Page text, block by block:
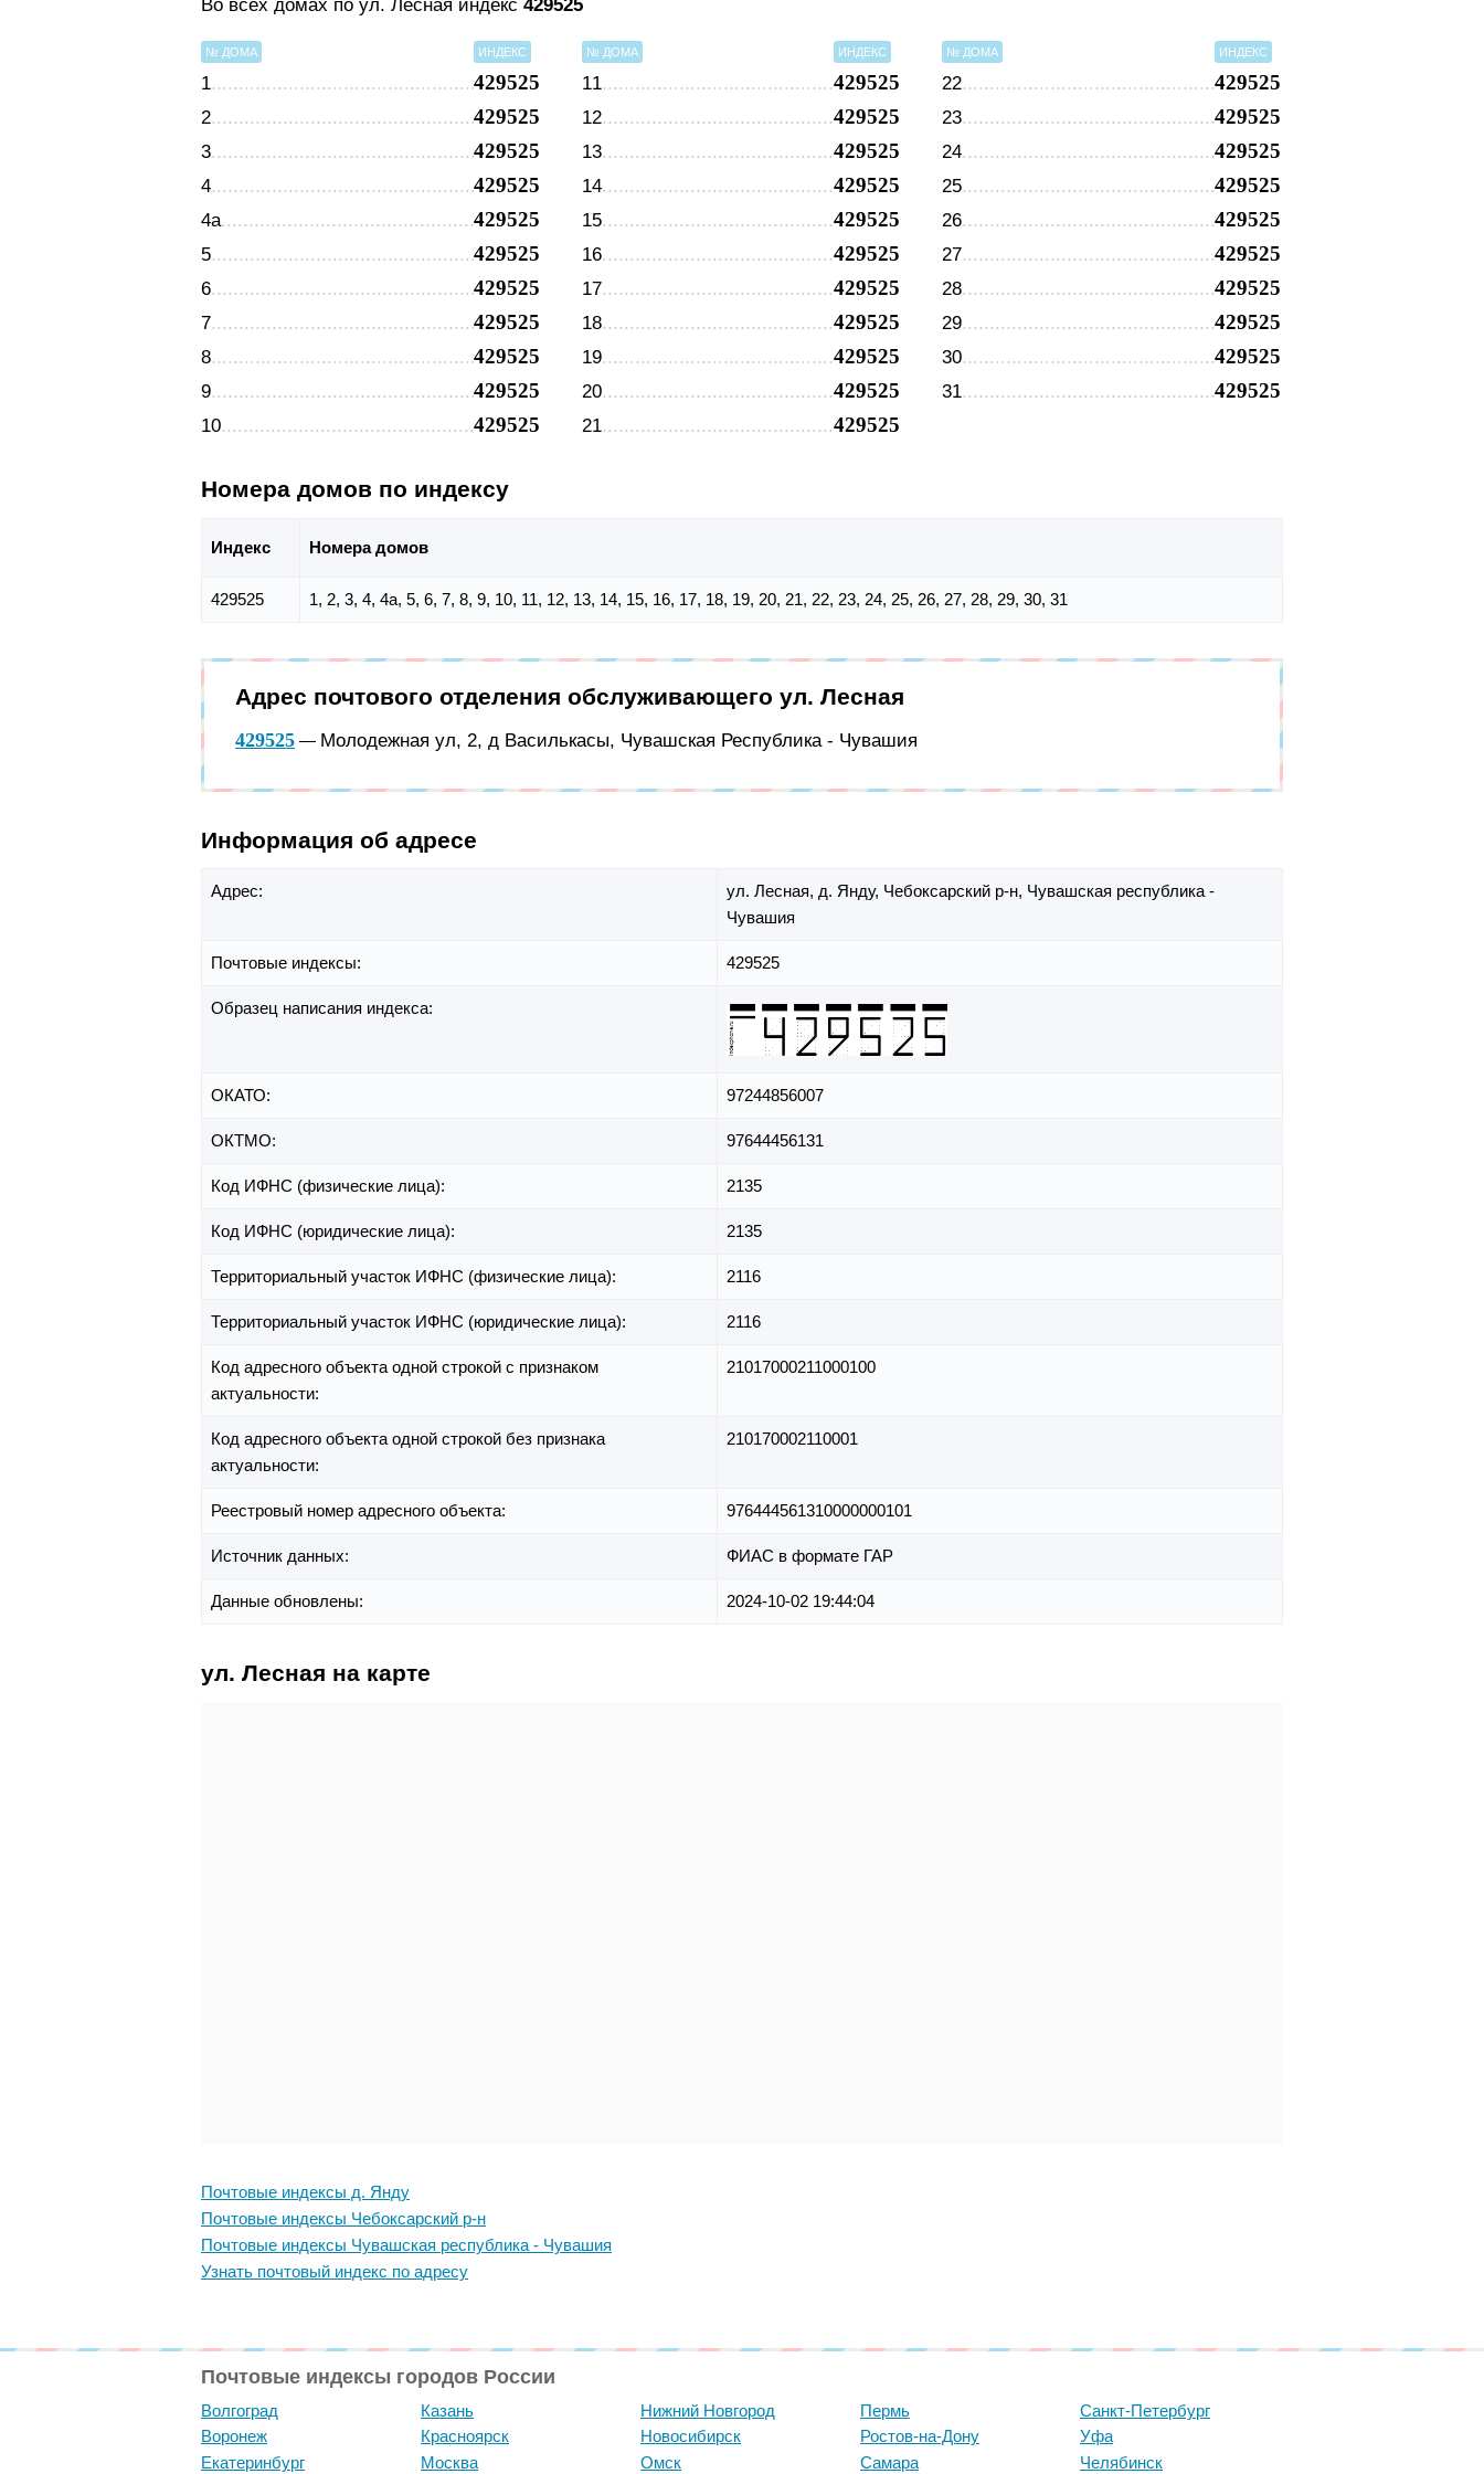
Во всех домах по ул. Лесная индекс 429525
№ ДОМА ИНДЕКС
1 429525
2 429525
3 429525
4 429525
4а 429525
5 429525
6 429525
7 429525
8 429525
9 429525
10 429525
№ ДОМА ИНДЕКС
11 429525
12 429525
13 429525
14 429525
15 429525
16 429525
17 429525
18 429525
19 429525
20 429525
21 429525
№ ДОМА ИНДЕКС
22 429525
23 429525
24 429525
25 429525
26 429525
27 429525
28 429525
29 429525
30 429525
31 429525
Номера домов по индексу
Индекс Номера домов
429525 1, 2, 3, 4, 4а, 5, 6, 7, 8, 9, 10, 11, 12, 13, 14, 15, 16, 17, 18, 19, 20, 21, 22, 23, 24, 25, 26, 27, 28, 29, 30, 31
Адрес почтового отделения обслуживающего ул. Лесная
429525 — Молодежная ул, 2, д Василькасы, Чувашская Республика - Чувашия
Информация об адресе
Адрес: ул. Лесная, д. Янду, Чебоксарский р-н, Чувашская республика -
Чувашия
Почтовые индексы: 429525
Образец написания индекса:
ОКАТО: 97244856007
ОКТМО: 97644456131
Код ИФНС (физические лица): 2135
Код ИФНС (юридические лица): 2135
Территориальный участок ИФНС (физические лица): 2116
Территориальный участок ИФНС (юридические лица): 2116
Код адресного объекта одной строкой с признаком
актуальности:
21017000211000100
Код адресного объекта одной строкой без признака
актуальности:
210170002110001
Реестровый номер адресного объекта: 976444561310000000101
Источник данных: ФИАС в формате ГАР
Данные обновлены: 2024-10-02 19:44:04
ул. Лесная на карте
Почтовые индексы д. Янду
Почтовые индексы Чебоксарский р-н
Почтовые индексы Чувашская республика - Чувашия
Узнать почтовый индекс по адресу
Почтовые индексы городов России
Волгоград
Воронеж
Екатеринбург
Казань
Красноярск
Москва
Нижний Новгород
Новосибирск
Омск
Пермь
Ростов-на-Дону
Самара
Санкт-Петербург
Уфа
Челябинск